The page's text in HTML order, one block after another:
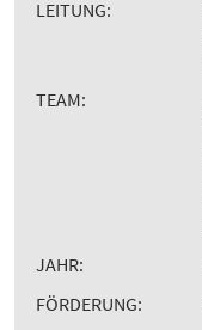
LEITUNG:
TEAM:
JAHR:
FÖRDERUNG: